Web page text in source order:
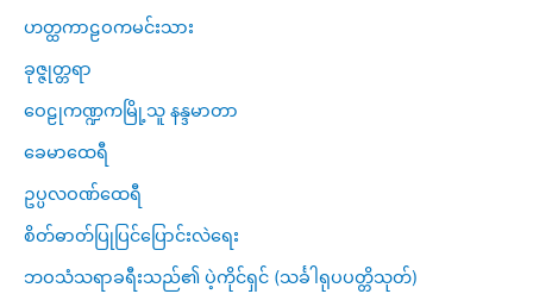
ဟတ္ထကာဠဝကမင်းသား
ခုဇ္ဇုတ္တရာ
ဝေဠုကဏ္ဍကမြို့သူ နန္ဒမာတာ
ခေမာထေရီ
ဥပ္ပလဝဏ်ထေရီ
စိတ်ဓာတ်ပြုပြင်ပြောင်းလဲရေး
ဘဝသံသရာခရီးသည်၏ ပဲ့ကိုင်ရှင် (သင်္ခါရုပပတ္တိသုတ်)